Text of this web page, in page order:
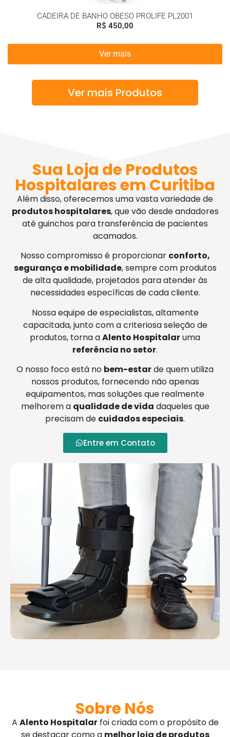
CADEIRA DE BANHO OBESO PROLIFE PL2001
R$ 450,00
Ver mais
Ver mais Produtos
Sua Loja de Produtos
Hospitalares em Curitiba
Além disso, oferecemos uma vasta variedade de
produtos hospitalares, que vão desde andadores
até guinchos para transferência de pacientes
acamados.
Nosso compromisso é proporcionar conforto,
segurança e mobilidade, sempre com produtos
de alta qualidade, projetados para atender às
necessidades específicas de cada cliente.
Nossa equipe de especialistas, altamente
capacitada, junto com a criteriosa seleção de
produtos, torna aAlento Hospitalaruma
referência no setor.
O nosso foco está no bem-estarde quem utiliza
nossos produtos, fornecendo não apenas
equipamentos, mas soluções que realmente
melhorem a qualidade de vida daqueles que
precisam de cuidados especiais.
Entre em Contato
Sobre Nós
A Alento Hospitalarfoi criada com o propósito de